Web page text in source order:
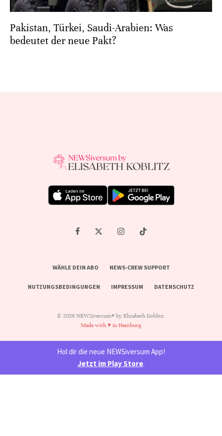
Pakistan, Türkei, Saudi-Arabien: Was
bedeutet der neue Pakt?
WÄHLE DEIN ABO NEWS-CREW SUPPORT
NUTZUNGSBEDINGUNGEN IMPRESSUM DATENSCHUTZ
© 2026 NEWSiversum® by Elisabeth Koblitz.
Made with ♥ in Hamburg
Hol dir die neue NEWSiversum App!
Jetzt im Play Store.